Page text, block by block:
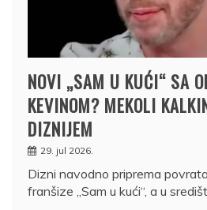
NOVI „SAM U KUĆI“ SA
KEVINOM? MEKOLI
DIZNIJEM
29. jul 2026.
Dizni navodno priprema
franšize „Sam u kući“, a u